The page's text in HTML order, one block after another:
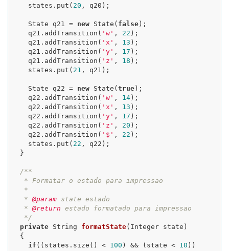
    states.put(
20 , q20);
    State q21 =
new State( false);
    q21.addTransition(
'w' , 22 );
    q21.addTransition(
'x' , 13 );
    q21.addTransition(
'y' , 17 );
    q21.addTransition(
'z' , 18 );
    states.put(
21 , q21);
    State q22 =
new State(true);
    q22.addTransition(
'w' , 14);
    q22.addTransition(
'x' , 13 );
    q22.addTransition(
'y' , 17 );
    q22.addTransition(
'z' , 20 );
    q22.addTransition(
'$' , 22 );
    states.put(
22 , q22);
/**
   *
@param state estado
   *
@return estado formatado para impressao
   */
private String formatState(Integer state)
{
if ((states.size() < 100 ) && (state < 10 ))